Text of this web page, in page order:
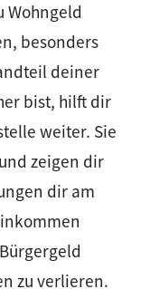
Wohngeld
besonders
deiner
bist, hilft dir
weiter. Sie
zeigen dir
dir am
zu verlieren.